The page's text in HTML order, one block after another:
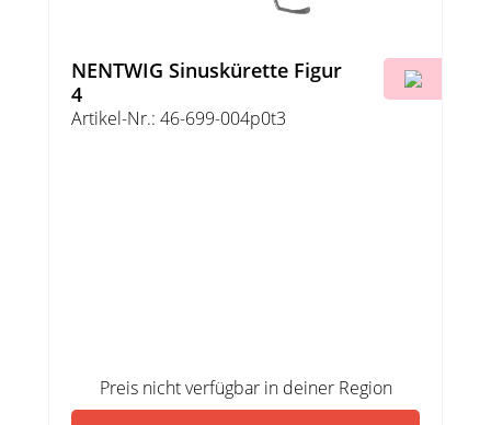
NENTWIG Sinuskürette Figur
4
Artikel-Nr.: 46-699-004p0t3
Preis nicht verfügbar in deiner Region